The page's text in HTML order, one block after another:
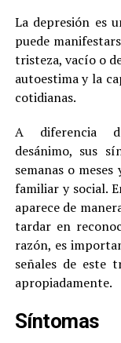
La depresión es
puede
tristeza, vacío o
autoestima y la
cotidianas.
A diferencia
desánimo, sus
semanas o
familiar y social.
aparece de
tardar en
razón, es
señales de este
apropiadamente.
Síntomas